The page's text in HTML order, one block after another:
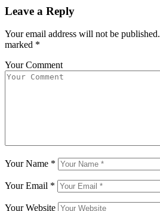
Leave a Reply
Your email address will not be published.
marked *
Your Comment
Your Name *
Your Email *
Your Website